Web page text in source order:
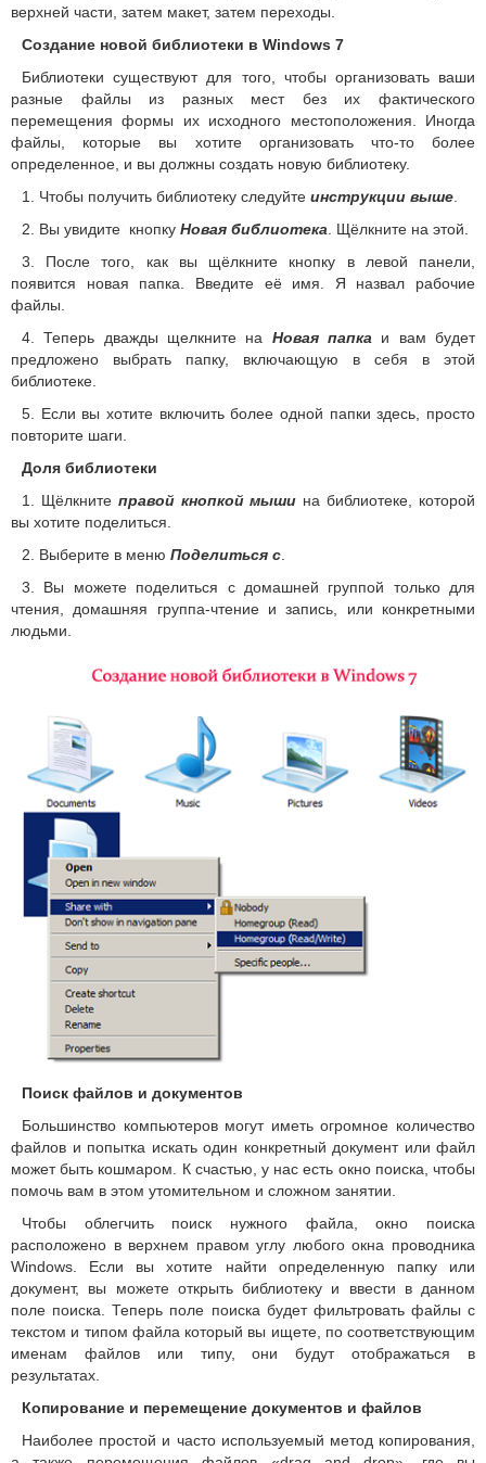
верхней части, затем макет, затем переходы.
Создание новой библиотеки в Windows 7
Библиотеки существуют для того, чтобы организовать ваши
разные файлы из разных мест без их фактического
перемещения формы их исходного местоположения. Иногда
файлы, которые вы хотите организовать что-то более
определенное, и вы должны создать новую библиотеку.
1. Чтобы получить библиотеку следуйте инструкции выше
2. Вы увидите кнопку Новая библиотека . Щёлкните на этой.
3. После того, как вы щёлкните кнопку в левой панели,
появится новая папка. Введите её имя. Я назвал рабочие
файлы.
4. Теперь дважды щелкните на Новая папка и вам будет
предложено выбрать папку, включающую в себя в этой
библиотеке.
5. Если вы хотите включить более одной папки здесь, просто
повторите шаги.
Доля библиотеки
1. Щёлкните правой кнопкой мыши на библиотеке, которой
вы хотите поделиться.
2. Выберите в меню Поделиться с
3. Вы можете поделиться с домашней группой только для
чтения, домашняя группа-чтение и запись, или конкретными
людьми.
Поиск файлов и документов
Большинство компьютеров могут иметь огромное количество
файлов и попытка искать один конкретный документ или файл
может быть кошмаром. К счастью, у нас есть окно поиска, чтобы
помочь вам в этом утомительном и сложном занятии.
Чтобы облегчить поиск нужного файла, окно поиска
расположено в верхнем правом углу любого окна проводника
Windows. Если вы хотите найти определенную папку или
документ, вы можете открыть библиотеку и ввести в данном
поле поиска. Теперь поле поиска будет фильтровать файлы с
текстом и типом файла который вы ищете, по соответствующим
именам файлов или типу, они будут отображаться в
результатах.
Копирование и перемещение документов и файлов
Наиболее простой и часто используемый метод копирования,